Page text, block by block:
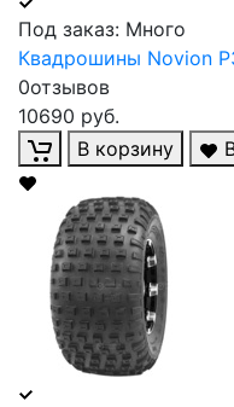
Под заказ: Много
Квадрошины Novion
0отзывов
10690 руб.
В корзину